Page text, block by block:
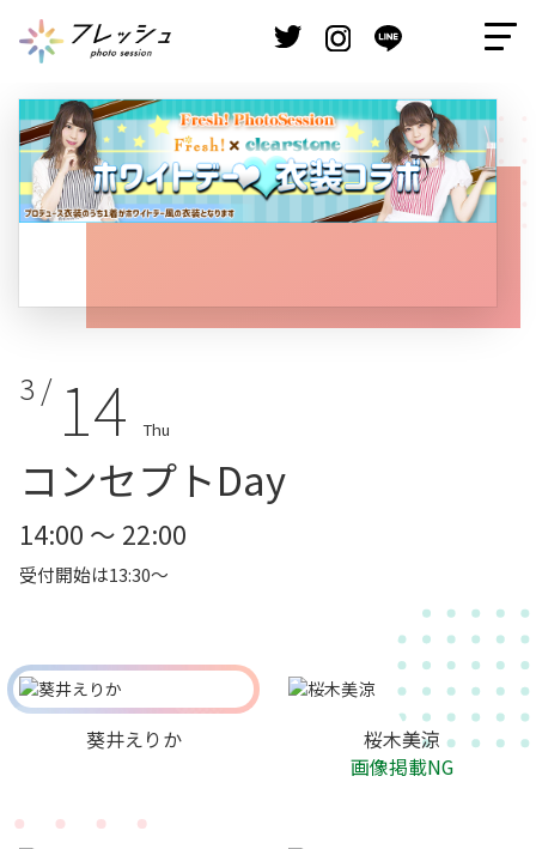
3 / 14 Thu
コンセプトDay
14:00 ～ 22:00
受付開始は13:30～
葵井えりか
桜木美涼
画像掲載NG